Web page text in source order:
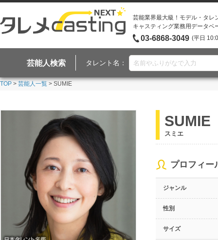
芸能業界最大級！モデル・タレ
キャスティング業務用データベ
03-6868-3049 (平日
芸能人検索 タレント名：
TOP > 芸能人一覧 > SUMIE
SUMIE
スミエ
プロフィー
ジャンル
性別
サイズ